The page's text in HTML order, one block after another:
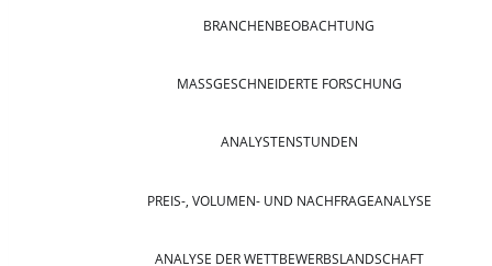
BRANCHENBEOBACHTUNG
MASSGESCHNEIDERTE FORSCHUNG
ANALYSTENSTUNDEN
PREIS-, VOLUMEN- UND NACHFRAGEANALYSE
ANALYSE DER WETTBEWERBSLANDSCHAFT